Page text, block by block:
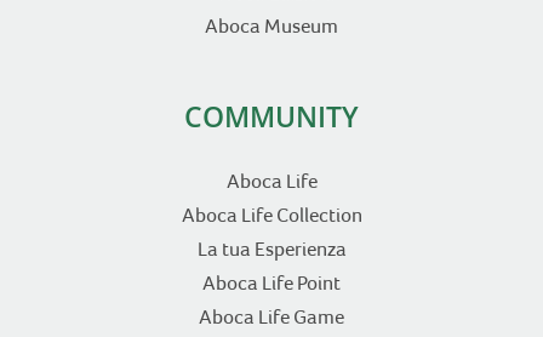
Aboca Museum
COMMUNITY
Aboca Life
Aboca Life Collection
La tua Esperienza
Aboca Life Point
Aboca Life Game